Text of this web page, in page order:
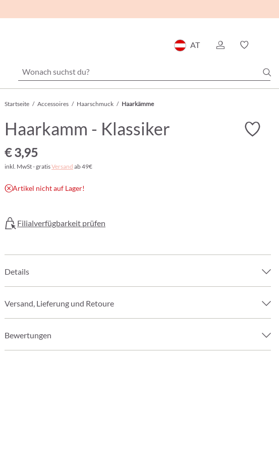
AT
Startseite / Accessoires / Haarschmuck / Haarkämme
Haarkamm - Klassiker
€ 3,95
inkl. MwSt - gratisVersand ab 49€
Artikel nicht auf Lager!
Filialverfügbarkeit prüfen
Details
Versand, Lieferung und Retoure
Bewertungen